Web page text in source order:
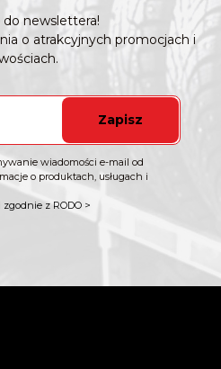
do newslettera!
o atrakcyjnych promocjach i
Zapisz
wiadomości e-mail od
o produktach, usługach i
z RODO >